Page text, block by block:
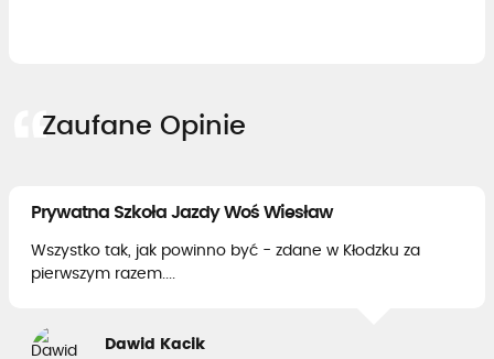
Zaufane Opinie
Prywatna Szkoła Jazdy Woś Wiesław
Wszystko tak, jak powinno być - zdane w Kłodzku za
pierwszym razem....
Dawid Kacik